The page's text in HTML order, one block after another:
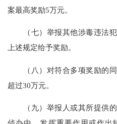
案最高奖励5万元。
（七）举报其他涉毒违法犯
上述规定给予奖励。
（八）对符合多项奖励的同
超过30万元。
（九）举报人或其所提供的